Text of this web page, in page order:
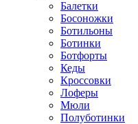
Балетки
Босоножки
Ботильоны
Ботинки
Ботфорты
Кеды
Кроссовки
Лоферы
Мюли
Полуботинки